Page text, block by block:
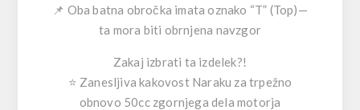
📌 Oba batna obročka imata oznako “T” (Top)—
ta mora biti obrnjena navzgor
Zakaj izbrati ta izdelek?!
⭐ Zanesljiva kakovost Naraku za trpežno
obnovo 50cc zgornjega dela motorja